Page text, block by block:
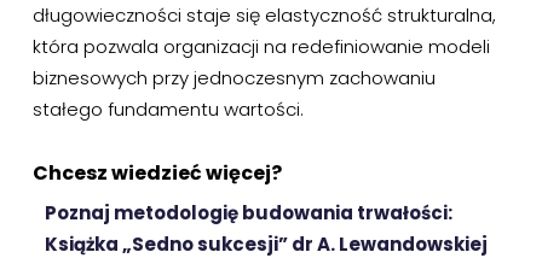
długowieczności staje się elastyczność strukturalna,
która pozwala organizacji na redefiniowanie modeli
biznesowych przy jednoczesnym zachowaniu
stałego fundamentu wartości.
Chcesz wiedzieć więcej?
Poznaj metodologię budowania trwałości:
Książka „Sedno sukcesji” dr A. Lewandowskiej